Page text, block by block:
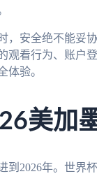
，安全绝不能妥
观看行为、账户
体验。
美加
到2026年。世界